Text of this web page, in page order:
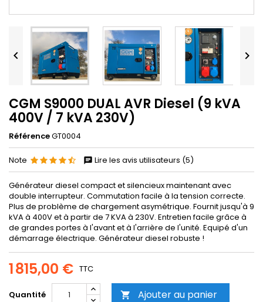
 
CGM S9000 DUAL AVR Diesel (9 kVA
400V / 7 kVA 230V)
RéférenceGT0004
Note Lire les avis utilisateurs (5)
Générateur diesel compact et silencieux maintenant avec
double interrupteur. Commutation facile à la tension correcte.
Plus de problème de chargement asymétrique. Fournit jusqu'à 9
kVA à 400V et à partir de 7 KVA à 230V. Entretien facile grâce à
de grandes portes à l'avant et à l'arrière de l'unité. Equipé d'un
démarrage électrique. Générateur diesel robuste !
1 815,00 € TTC
Quantité  Ajouter au panier